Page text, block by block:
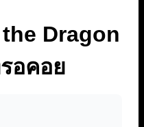
Dragon
อคอย